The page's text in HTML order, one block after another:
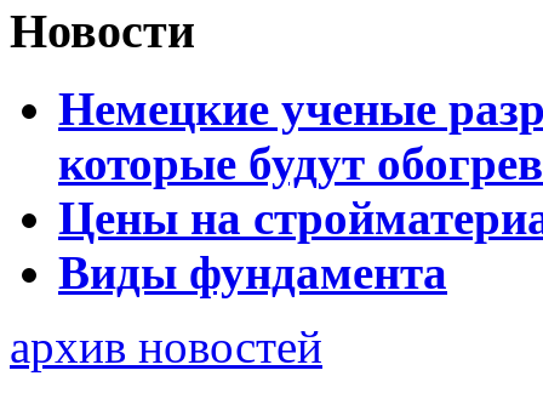
Новости
Немецкие ученые
которые будут
Цены на
Виды фундамента
архив новостей